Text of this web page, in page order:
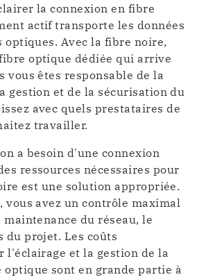
la connexion en fibre
actif transporte les données
optiques. Avec la fibre noire,
optique dédiée qui arrive
vous êtes responsable de la
gestion et de la sécurisation du
avec quels prestataires de
travailler.
a besoin d'une connexion
ressources nécessaires pour
est une solution appropriée.
vous avez un contrôle maximal
du réseau, le
du projet. Les coûts
l'éclairage et la gestion de la
sont en grande partie à